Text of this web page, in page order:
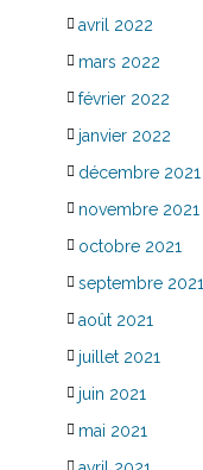
avril 2022
mars 2022
février 2022
janvier 2022
décembre 2021
novembre 2021
octobre 2021
septembre 2021
août 2021
juillet 2021
juin 2021
mai 2021